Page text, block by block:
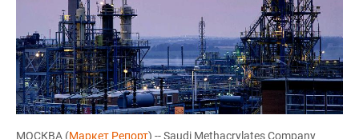
МОСКВА (Маркет Репорт) -- Saudi Methacrylates Company